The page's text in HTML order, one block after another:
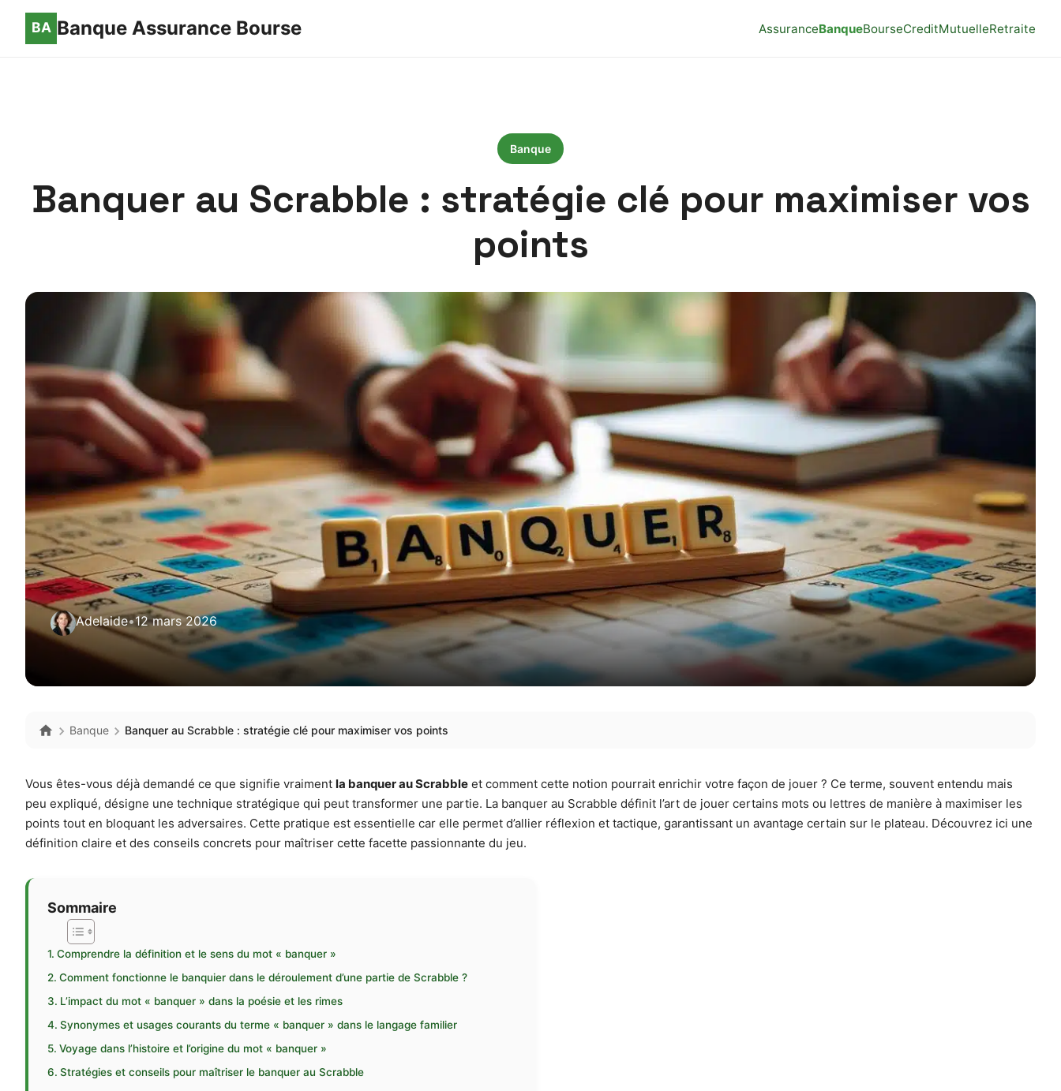
Banque Assurance Bourse AssuranceBanqueBourseCreditMutuelleRetraite
Banque
Banquer au Scrabble : stratégie clé pour maximiser vos
points
Adelaide•12 mars 2026
Banque Banquer au Scrabble : stratégie clé pour maximiser vos points
Vous êtes-vous déjà demandé ce que signifie vraiment la banquer au Scrabble et comment cette notion pourrait enrichir votre façon de jouer ? Ce terme, souvent entendu mais
peu expliqué, désigne une technique stratégique qui peut transformer une partie. La banquer au Scrabble définit l’art de jouer certains mots ou lettres de manière à maximiser les
points tout en bloquant les adversaires. Cette pratique est essentielle car elle permet d’allier réflexion et tactique, garantissant un avantage certain sur le plateau. Découvrez ici une
définition claire et des conseils concrets pour maîtriser cette facette passionnante du jeu.
Sommaire
Comprendre la définition et le sens du mot « banquer »
Comment fonctionne le banquier dans le déroulement d’une partie de Scrabble ?
L’impact du mot « banquer » dans la poésie et les rimes
Synonymes et usages courants du terme « banquer » dans le langage familier
Voyage dans l’histoire et l’origine du mot « banquer »
Stratégies et conseils pour maîtriser le banquer au Scrabble